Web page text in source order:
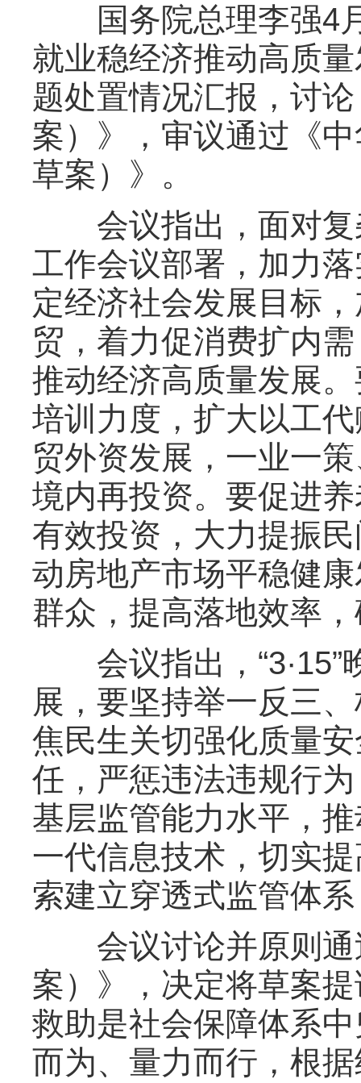
国务院总理李强4月
就业稳经济推动高质
题处置情况汇报，讨
案）》，审议通过《
草案）》。
会议指出，面对复
工作会议部署，加力
定经济社会发展目标
贸，着力促消费扩内
推动经济高质量发展
培训力度，扩大以工
贸外资发展，一业一
境内再投资。要促进
有效投资，大力提振
动房地产市场平稳健
群众，提高落地效率
会议指出，“3·15”
展，要坚持举一反三
焦民生关切强化质量
任，严惩违法违规行
基层监管能力水平，
一代信息技术，切实
索建立穿透式监管体
会议讨论并原则通
案）》，决定将草案
救助是社会保障体系
而为、量力而行，根